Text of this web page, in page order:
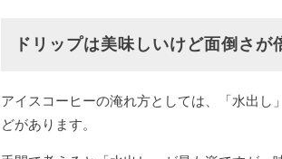
ドリップは美味しいけど面倒さが
アイスコーヒーの淹れ方としては、「水出し
どがあります。